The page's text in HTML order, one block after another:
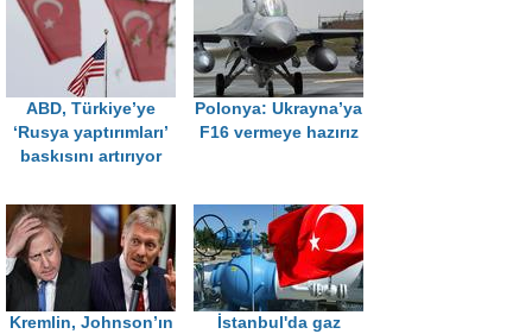
ABD, Türkiye’ye
‘Rusya yaptırımları’
baskısını artırıyor
Polonya: Ukrayna’ya
F16 vermeye hazırız
Kremlin, Johnson’ın
İstanbul'da gaz